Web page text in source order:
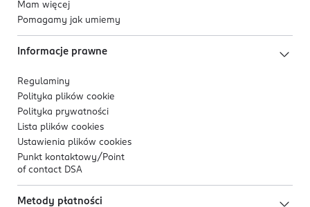
Mam więcej
Pomagamy jak umiemy
Informacje prawne
Regulaminy
Polityka plików cookie
Polityka prywatności
Lista plików cookies
Ustawienia plików cookies
Punkt kontaktowy/ Point
of contact DSA
Metody płatności